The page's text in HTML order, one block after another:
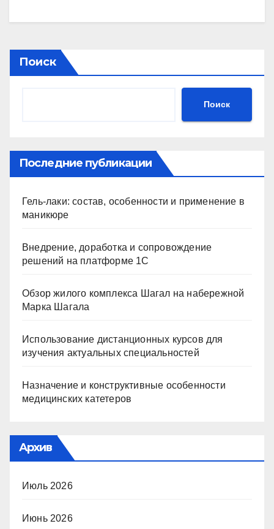
Поиск
Поиск
Последние публикации
Гель-лаки: состав, особенности и применение в
маникюре
Внедрение, доработка и сопровождение
решений на платформе 1С
Обзор жилого комплекса Шагал на набережной
Марка Шагала
Использование дистанционных курсов для
изучения актуальных специальностей
Назначение и конструктивные особенности
медицинских катетеров
Архив
Июль 2026
Июнь 2026